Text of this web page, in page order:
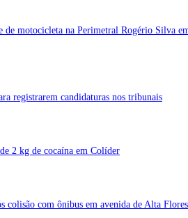
de motocicleta na Perimetral Rogério Silva
registrarem candidaturas nos tribunais
2 kg de cocaína em Colíder
colisão com ônibus em avenida de Alta